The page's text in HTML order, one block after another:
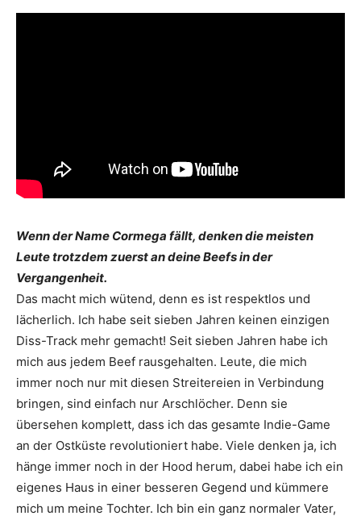
Wenn der Name Cormega fällt, denken die ­meisten
Leute trotzdem zuerst an deine Beefs in der
Vergangenheit.
Das macht mich wütend, denn es ist respektlos und
lächerlich. Ich habe seit sieben Jahren keinen einzigen
Diss-Track mehr gemacht! Seit sieben Jahren habe ich
mich aus jedem Beef rausgehalten. Leute, die mich
immer noch nur mit diesen Streitereien in Verbindung
bringen, sind einfach nur Arschlöcher. Denn sie
übersehen komplett, dass ich das gesamte Indie-Game
an der ­Ostküste revolutioniert habe. Viele denken ja, ich
hänge immer noch in der Hood herum, dabei habe ich ein
eigenes Haus in einer besseren Gegend und kümmere
mich um meine Tochter. Ich bin ein ganz ­normaler Vater,